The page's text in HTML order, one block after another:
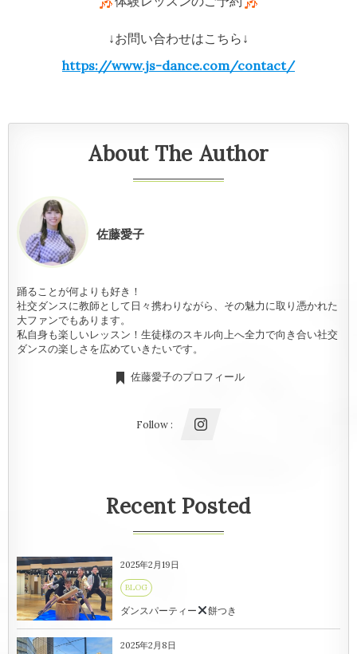
↓お問い合わせはこちら↓
https://www.js-dance.com/contact/
About The Author
佐藤愛子
踊ることが何よりも好き！
社交ダンスに教師として日々携わりながら、その魅力に取り憑かれた
大ファンでもあります。
私自身も楽しいレッスン！生徒様のスキル向上へ全力で向き合い社交
ダンスの楽しさを広めていきたいです。
佐藤愛子のプロフィール
Follow :
Recent Posted
2025年2月19日
BLOG
ダンスパーティー 餅つき
2025年2月8日